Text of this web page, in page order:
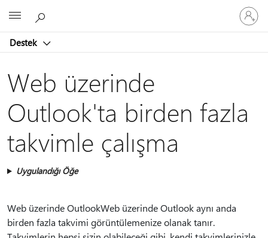
Destek
oturum
açın
Web üzerinde
Outlook'ta birden fazla
takvimle çalışma
Uygulandığı Öğe
Web üzerinde OutlookWeb üzerinde Outlook aynı anda
birden fazla takvimi görüntülemenize olanak tanır.